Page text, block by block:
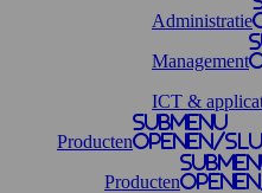
Administratie
Management
ICT &
Producten
Submenu
openen/
Producten